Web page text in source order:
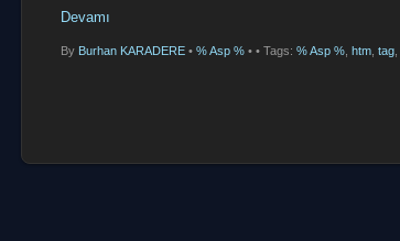
Devamı
By Burhan KARADERE • % Asp % • • Tags: % Asp % htm tag